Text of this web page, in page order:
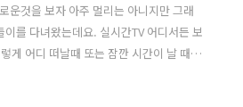
운것을 보자 아주 멀리는 아니지만 그래
를 다녀왔는데요. 실시간TV 어디서든 보
게 어디 떠날때 또는 잠깐 시간이 날 때 뭔